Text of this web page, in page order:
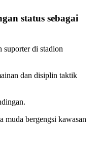
status sebagai
suporter di stadion
dan disiplin taktik
muda bergengsi kawasan